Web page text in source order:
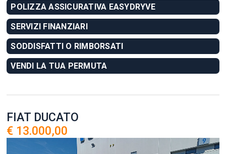
POLIZZA ASSICURATIVA EASYDRYVE
SERVIZI FINANZIARI
SODDISFATTI O RIMBORSATI
VENDI LA TUA PERMUTA
FIAT DUCATO
€ 13.000,00